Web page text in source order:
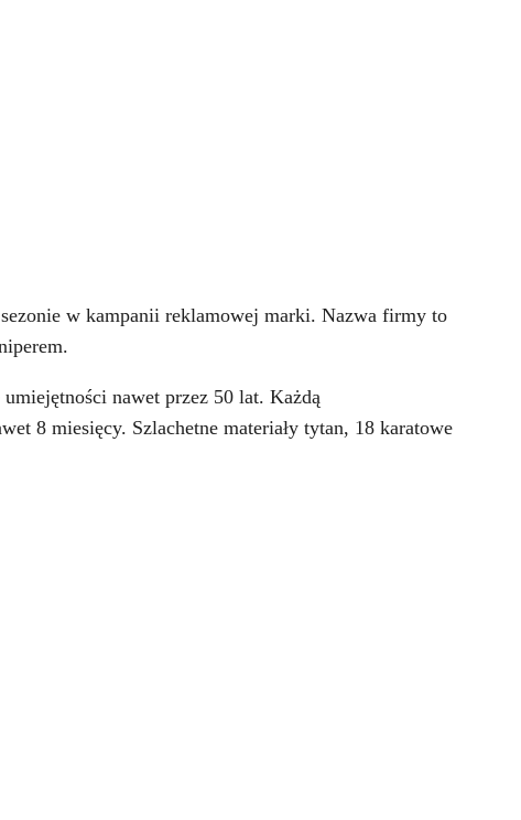
w kampanii reklamowej marki. Nazwa firmy to
nawet przez 50 lat. Każdą
8 miesięcy. Szlachetne materiały tytan, 18 karatowe